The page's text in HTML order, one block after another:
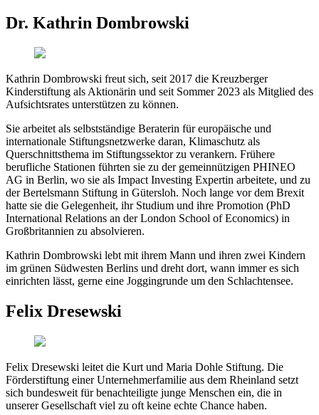
Dr. Kathrin Dombrowski
Kathrin Dombrowski freut sich, seit 2017 die Kreuzberger
Kinderstiftung als Aktionärin und seit Sommer 2023 als Mitglied des
Aufsichtsrates unterstützen zu können.
Sie arbeitet als selbstständige Beraterin für europäische und
internationale Stiftungsnetzwerke daran, Klimaschutz als
Querschnittsthema im Stiftungssektor zu verankern. Frühere
berufliche Stationen führten sie zu der gemeinnützigen PHINEO
AG in Berlin, wo sie als Impact Investing Expertin arbeitete, und zu
der Bertelsmann Stiftung in Gütersloh. Noch lange vor dem Brexit
hatte sie die Gelegenheit, ihr Studium und ihre Promotion (PhD
International Relations an der London School of Economics) in
Großbritannien zu absolvieren.
Kathrin Dombrowski lebt mit ihrem Mann und ihren zwei Kindern
im grünen Südwesten Berlins und dreht dort, wann immer es sich
einrichten lässt, gerne eine Joggingrunde um den Schlachtensee.
Felix Dresewski
Felix Dresewski leitet die Kurt und Maria Dohle Stiftung. Die
Förderstiftung einer Unternehmerfamilie aus dem Rheinland setzt
sich bundesweit für benachteiligte junge Menschen ein, die in
unserer Gesellschaft viel zu oft keine echte Chance haben.